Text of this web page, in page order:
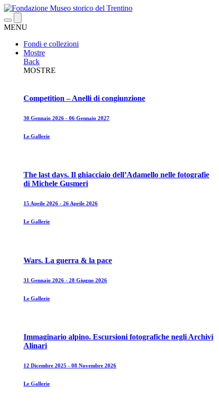
MENU
Fondi e collezioni
Mostre
Back
MOSTRE
Competition – Anelli di congiunzione
30 Gennaio 2026 - 06 Gennaio 2027
Le Gallerie
The last days. Il ghiacciaio dell’Adamello nelle fotografie
di Michele Gusmeri
15 Aprile 2026 - 26 Aprile 2026
Le Gallerie
Wars. La guerra & la pace
31 Gennaio 2026 - 28 Giugno 2026
Le Gallerie
Immaginario alpino. Escursioni fotografiche negli Archivi
Alinari
12 Dicembre 2025 - 08 Novembre 2026
Le Gallerie